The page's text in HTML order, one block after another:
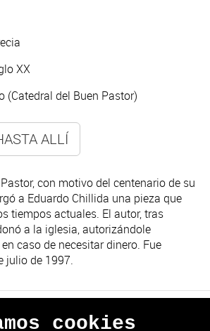
XX
(Catedral del Buen Pastor)
ALLÍ
con motivo del centenario de su
a Eduardo Chillida una pieza que
tiempos actuales. El autor, tras
a la iglesia, autorizándole
caso de necesitar dinero. Fue
julio de 1997.
SIGUIENTE
cookies